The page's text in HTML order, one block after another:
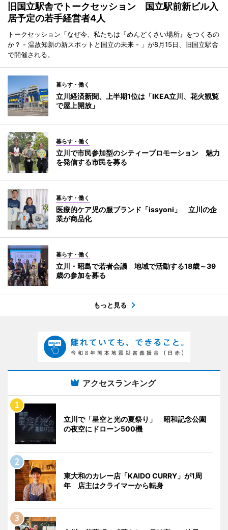
旧国立駅舎でトークセッション 国立駅前新ビル入
居予定の若手経営者4人
トークセッション「なぜ今、私たちは『めんどくさい場所』をつくるの
か？ - 温故知新の新スポットと国立の未来 - 」が8月15日、旧国立駅舎
で開催される。
暮らす・働く
立川経済新聞、上半期1位は「IKEA立川、花火観覧
で屋上開放」
暮らす・働く
立川で市民参加型のシティープロモーション 魅力
を発信する市民を募る
暮らす・働く
医療的ケア児の服ブランド「issyoni」 立川の企
業が商品化
暮らす・働く
立川・昭島で若者会議 地域で活動する18歳～39
歳の参加を募る
もっと見る
アクセスランキング
立川で「星空と光の夏祭り」 昭和記念公園
の夜空にドローン500機
東大和のカレー店「KAIDO CURRY」が1周
年 店主はクライマーから転身